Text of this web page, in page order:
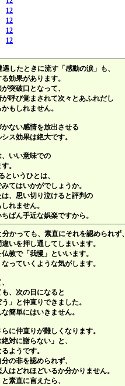
12
12
12
12
したときに流す「感動の涙」も、
効果があります。
突破口となって、
呼び覚まされて次々とあふれだし
もしれません。
ない感情を放出させる
ス効果は絶大です。
、いい意味での
。
というひとは、
てはいかがでしょうか。
、思い切り泣けると評判の
れません。
ばん手近な娯楽ですから。
かっても、素直にそれを認められず、
いを押し通してしまいます。
教で「我慢」といいます。
っていくような気がします。
、次の日になると
」と仲直りできました。
簡単にはいきません。
に仲直りが難しくなります。
対に謝らない」と、
ようです。
の非を認められず、
はどれほどいるか分かりません。
素直に言えたら、